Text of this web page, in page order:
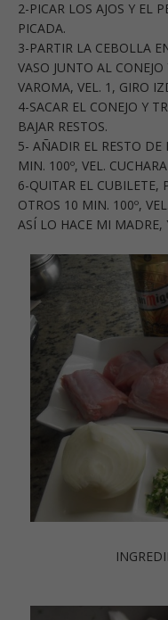
2-PICAR LOS AJOS Y EL
PICADA.
3-PARTIR LA CEBOLLA
VASO JUNTO AL
VAROMA, VEL. 1, GIRO
4-SACAR EL CONEJO Y
BAJAR RESTOS.
5- AÑADIR EL RESTO DE
MIN. 100º, VEL.
6-QUITAR EL CUBILETE,
OTROS 10 MIN. 100º,
ASÍ LO HACE MI MADRE,